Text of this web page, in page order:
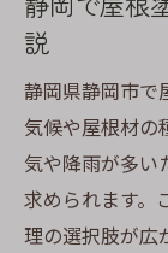
説
静岡県静岡市で
気候や屋根材の
気や降雨が多い
求められます。
理の選択肢が広